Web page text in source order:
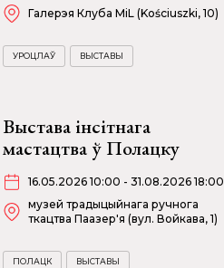
Галерэя Клуба MiL (Kościuszki, 10)
УРОЦЛАЎ ВЫСТАВЫ
Выстава інсітнага
мастацтва ў Полацку
16.05.2026 10:00 - 31.08.2026 18:00
музей традыцыйнага ручнога
ткацтва Паазер'я (вул. Войкава, 1)
ПОЛАЦК ВЫСТАВЫ